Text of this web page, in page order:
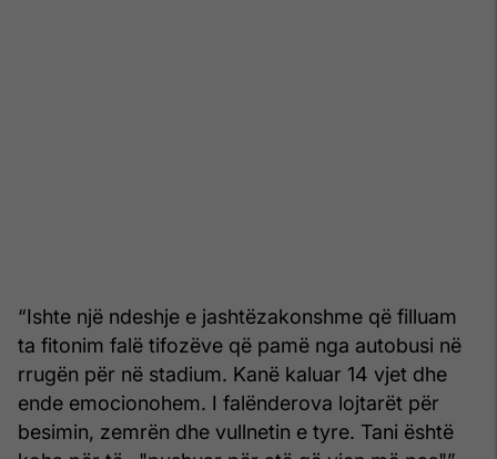
“Ishte një ndeshje e jashtëzakonshme që filluam
ta fitonim falë tifozëve që pamë nga autobusi në
rrugën për në stadium. Kanë kaluar 14 vjet dhe
ende emocionohem. I falënderova lojtarët për
besimin, zemrën dhe vullnetin e tyre. Tani është